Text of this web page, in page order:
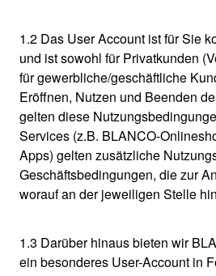
1.2 Das User Account ist für Sie
und ist sowohl für Privatkunden
für gewerbliche/geschäftliche
Eröffnen, Nutzen und Beenden
gelten diese
Services (z.B. BLANCO-
Apps) gelten zusätzliche
Geschäftsbedingungen, die zur
worauf an der jeweiligen Stelle
1.3 Darüber hinaus bieten wir
ein besonderes User-Account in